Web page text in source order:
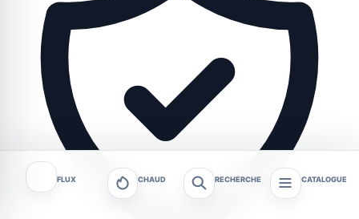
FLUX CHAUD RECHERCHE CATALOGUE